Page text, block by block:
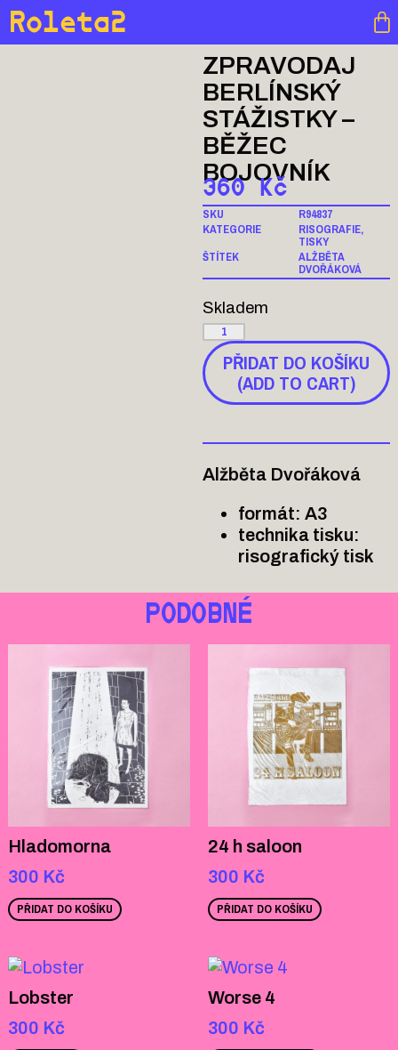
Roleta2
ZPRAVODAJ
BERLÍNSKÝ
STÁŽISTKY –
BĚŽEC
BOJOVNÍK
360 Kč
SKU
R94837
KATEGORIE
RISOGRAFIE,
TISKY
ŠTÍTEK
ALŽBĚTA
DVOŘÁKOVÁ
Skladem
PŘIDAT DO KOŠÍKU
(ADD TO CART)
Alžběta Dvořáková
formát: A3
technika tisku:
risografický tisk
PODOBNÉ
Hladomorna
300 Kč
PŘIDAT DO KOŠÍKU
24 h saloon
300 Kč
PŘIDAT DO KOŠÍKU
Lobster
300 Kč
Worse 4
300 Kč